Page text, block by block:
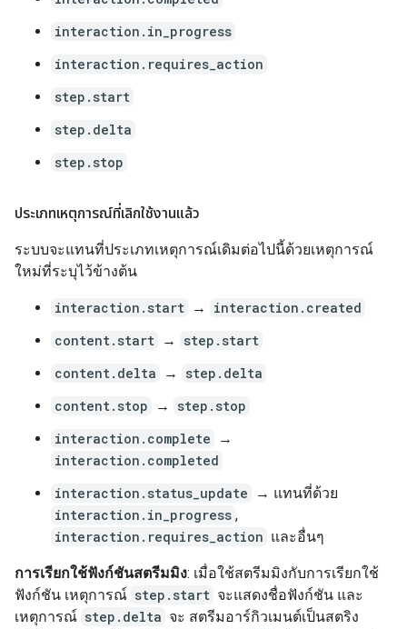
interaction.in_progress
interaction.requires_action
step.start
step.delta
step.stop
ประเภทเหตุการณ์ที่เลิกใช้งานแล้ว
ระบบจะแทนที่ประเภทเหตุการณ์เดิมต่อไปนี้ด้วยเหตุการณ์
ใหม่ที่ระบุไว้ข้างต้น
interaction.start →
interaction.created
content.start →
step.start
content.delta
→
step.delta
content.stop
→
step.stop
interaction.complete
→
interaction.completed
interaction.status_update
→ แทนที่ด้วย
interaction.in_progress ,
interaction.requires_action และอื่นๆ
การเรียกใช้ฟังก์ชันสตรีมมิง: เมื่อใช้สตรีมมิงกับการเรียกใช้
ฟังก์ชัน เหตุการณ์ step.start จะแสดงชื่อฟังก์ชัน และ
เหตุการณ์ step.delta จะ สตรีมอาร์กิวเมนต์เป็นสตริง